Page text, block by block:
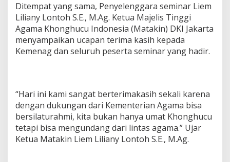
Ditempat yang sama, Penyelenggara seminar Liem
Liliany Lontoh S.E., M.Ag. Ketua Majelis Tinggi
Agama Khonghucu Indonesia (Matakin) DKI Jakarta
menyampaikan ucapan terima kasih kepada
Kemenag dan seluruh peserta seminar yang hadir.
“Hari ini kami sangat berterimakasih sekali karena
dengan dukungan dari Kementerian Agama bisa
bersilaturahmi, kita bukan hanya umat Khonghucu
tetapi bisa mengundang dari lintas agama.” Ujar
Ketua Matakin Liem Liliany Lontoh S.E., M.Ag.